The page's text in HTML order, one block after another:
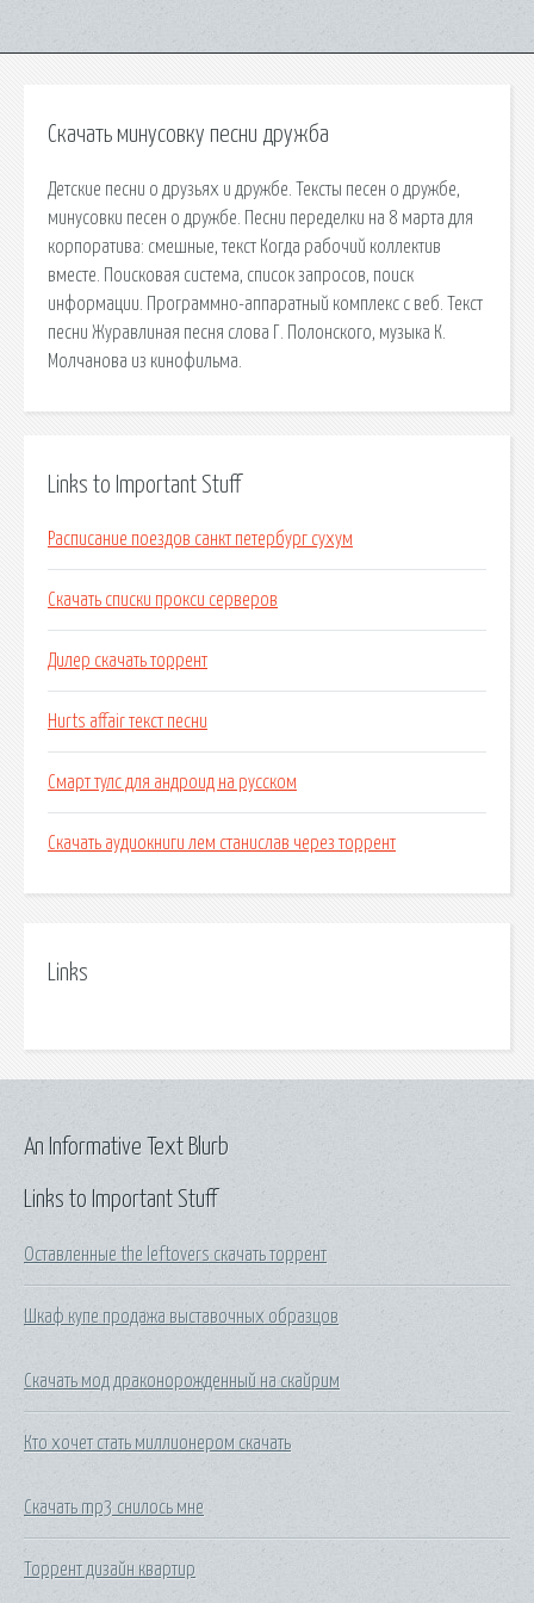
Скачать минусовку песни дружба
Детские песни о друзьях и дружбе. Тексты песен о дружбе,
минусовки песен о дружбе. Песни переделки на 8 марта для
корпоратива: смешные, текст Когда рабочий коллектив
вместе. Поисковая сиcтема, список запросов, поиск
информации. Программно-аппаратный комплекс с веб. Текст
песни Журавлиная песня слова Г. Полонского, музыка К.
Молчанова из кинофильма.
Links to Important Stuff
Расписание поездов санкт петербург сухум
Скачать списки прокси серверов
Дилер скачать торрент
Hurts affair текст песни
Смарт тулс для андроид на русском
Скачать аудиокниги лем станислав через торрент
Links
Links to Important Stuff
Оставленные the leftovers скачать торрент
Шкаф купе продажа выставочных образцов
Скачать мод драконорожденный на скайрим
Кто хочет стать миллионером скачать
Скачать mp3 снилось мне
Торрент дизайн квартир
An Informative Text Blurb